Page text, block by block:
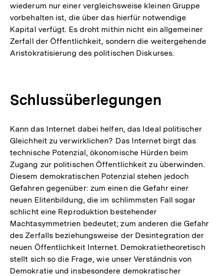
wiederum nur einer vergleichsweise kleinen Gruppe
vorbehalten ist, die über das hierfür notwendige
Kapital verfügt. Es droht mithin nicht ein allgemeiner
Zerfall der Öffentlichkeit, sondern die weitergehende
Aristokratisierung des politischen Diskurses.
Schlussüberlegungen
Kann das Internet dabei helfen, das Ideal politischer
Gleichheit zu verwirklichen? Das Internet birgt das
technische Potenzial, ökonomische Hürden beim
Zugang zur politischen Öffentlichkeit zu überwinden.
Diesem demokratischen Potenzial stehen jedoch
Gefahren gegenüber: zum einen die Gefahr einer
neuen Elitenbildung, die im schlimmsten Fall sogar
schlicht eine Reproduktion bestehender
Machtasymmetrien bedeutet; zum anderen die Gefahr
des Zerfalls beziehungsweise der Desintegration der
neuen Öffentlichkeit Internet. Demokratietheoretisch
stellt sich so die Frage, wie unser Verständnis von
Demokratie und insbesondere demokratischer